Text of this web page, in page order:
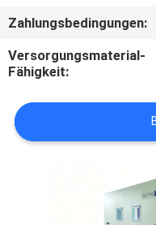
MIT
UNS
VERBINDUNG
Zahlungsbedingungen:
Versorgungsmaterial-
Fähigkeit: